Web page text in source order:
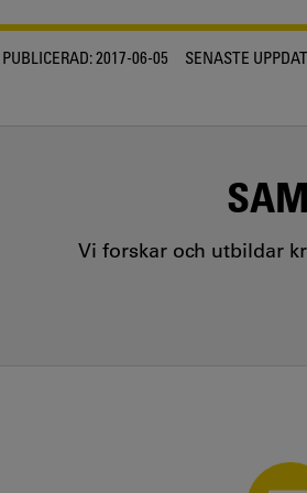
PUBLICERAD:2017-06-05 SENASTE
Vi forskar och utbildar